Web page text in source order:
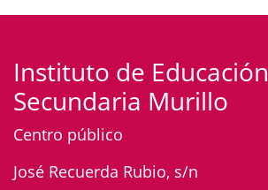
Instituto de Educación
Secundaria Murillo
Centro público
José Recuerda Rubio, s/n